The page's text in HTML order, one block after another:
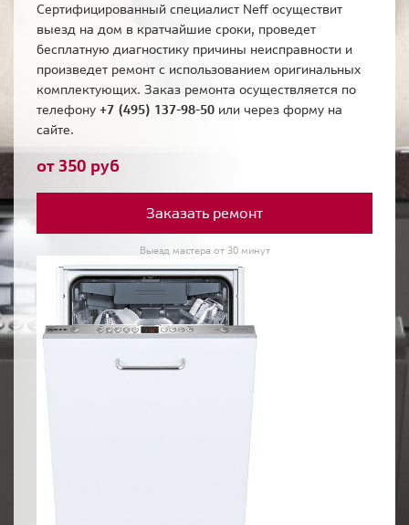
Сертифицированный специалист Neff осуществит
выезд на дом в кратчайшие сроки, проведет
бесплатную диагностику причины неисправности и
произведет ремонт с использованием оригинальных
комплектующих. Заказ ремонта осуществляется по
телефону +7 (495) 137-98-50 или через форму на
сайте.
от 350 руб
Заказать ремонт
Выезд мастера от 30 минут